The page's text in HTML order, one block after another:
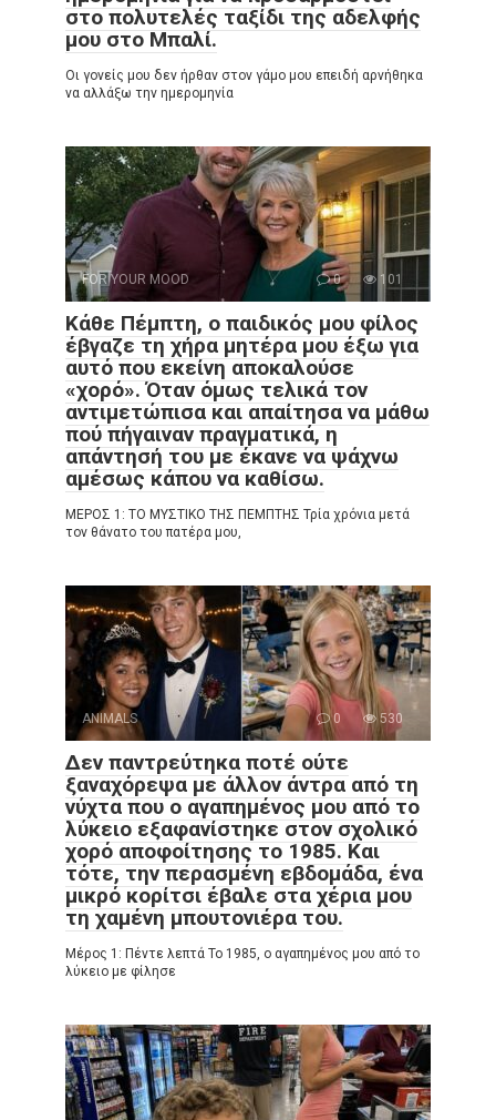
στο πολυτελές ταξίδι της αδελφής
μου στο Μπαλί.
Οι γονείς μου δεν ήρθαν στον γάμο μου επειδή αρνήθηκα
να αλλάξω την ημερομηνία
FOR YOUR MOOD 0 101
Κάθε Πέμπτη, ο παιδικός μου φίλος
έβγαζε τη χήρα μητέρα μου έξω για
αυτό που εκείνη αποκαλούσε
«χορό». Όταν όμως τελικά τον
αντιμετώπισα και απαίτησα να μάθω
πού πήγαιναν πραγματικά, η
απάντησή του με έκανε να ψάχνω
αμέσως κάπου να καθίσω.
ΜΕΡΟΣ 1: ΤΟ ΜΥΣΤΙΚΟ ΤΗΣ ΠΕΜΠΤΗΣ Τρία χρόνια μετά
τον θάνατο του πατέρα μου,
ANIMALS 0 530
Δεν παντρεύτηκα ποτέ ούτε
ξαναχόρεψα με άλλον άντρα από τη
νύχτα που ο αγαπημένος μου από το
λύκειο εξαφανίστηκε στον σχολικό
χορό αποφοίτησης το 1985. Και
τότε, την περασμένη εβδομάδα, ένα
μικρό κορίτσι έβαλε στα χέρια μου
τη χαμένη μπουτονιέρα του.
Μέρος 1: Πέντε λεπτά Το 1985, ο αγαπημένος μου από το
λύκειο με φίλησε